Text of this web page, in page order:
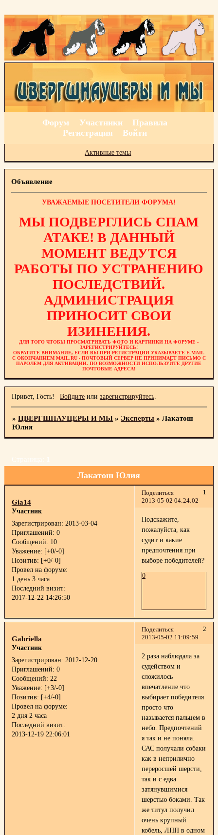
Форум Участники
Правила
Регистрация
Войти
Активные темы
Объявление
УВАЖАЕМЫЕ ПОСЕТИТЕЛИ ФОРУМА!
МЫ ПОДВЕРГЛИСЬ СПАМ
АТАКЕ! В ДАННЫЙ
МОМЕНТ ВЕДУТСЯ
РАБОТЫ ПО УСТРАНЕНИЮ
ПОСЛЕДСТВИЙ.
АДМИНИСТРАЦИЯ
ПРИНОСИТ СВОИ
ИЗИНЕНИЯ.
ДЛЯ ТОГО ЧТОБЫ ПРОСМАТРИВАТЬ ФОТО И КАРТИНКИ НА ФОРУМЕ -
ЗАРЕГИСТРИРУЙТЕСЬ!
ОБРАТИТЕ ВНИМАНИЕ, ЕСЛИ ВЫ ПРИ РЕГИСТРАЦИИ УКАЗЫВАЕТЕ E-MAIL
С ОКОНЧАНИЕМ MAIL.RU - ПОЧТОВЫЙ СЕРВЕР НЕ ПРИНИМАЕТ ПИСЬМО С
ПАРОЛЕМ ДЛЯ АКТИВАЦИИ. ПО ВОЗМОЖНОСТИ ИСПОЛЬЗУЙТЕ ДРУГИЕ
ПОЧТОВЫЕ АДРЕСА!
Привет, Гость! Войдитеили зарегистрируйтесь.
»ЦВЕРГШНАУЦЕРЫ И МЫ » Эксперты »Лакатош
Юлия
Лакатош Юлия
Страница: 1
Поделиться
1
2013-05-02 04:24:02
Gia14
Участник
Зарегистрирован: 2013-03-04
Приглашений: 0
Сообщений: 10
Уважение: [+0/-0]
Позитив: [+0/-0]
Провел на форуме:
1 день 3 часа
Последний визит:
2017-12-22 14:26:50
Подскажите,
пожалуйста, как
судит и какие
предпочтения при
выборе победителей?
0
Поделиться
2
2013-05-02 11:09:59
Gabriella
Участник
Зарегистрирован: 2012-12-20
Приглашений: 0
Сообщений: 22
Уважение: [+3/-0]
Позитив: [+4/-0]
Провел на форуме:
2 дня 2 часа
Последний визит:
2013-12-19 22:06:01
2 раза наблюдала за
судейством и
сложилось
впечатление что
выбирает победителя
просто что
называется пальцем в
небо. Предпочтений
я так и не поняла.
САС получали собаки
как в неприлично
переросшей шерсти,
так и с едва
затянувшимися
шерстью боками. Так
же титул получил
очень крупный
кобель, ЛПП в одном